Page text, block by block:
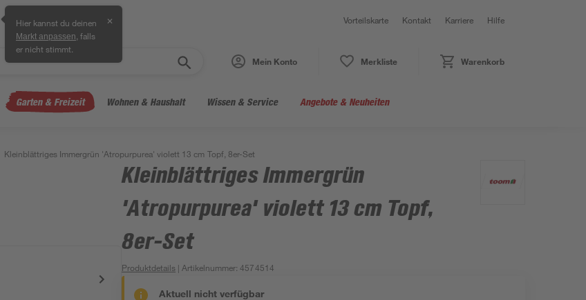
Hier kannst du deinen
Markt anpassen , falls
er nicht stimmt.
✕ Vorteilskarte Kontakt Karriere Hilfe
Mein Konto Merkliste Warenkorb
Garten & Freizeit Wohnen & Haushalt Wissen & Service Angebote & Neuheiten
Kleinblättriges Immergrün 'Atropurpurea' violett 13 cm Topf, 8er-Set
Kleinblättriges Immergrün
'Atropurpurea' violett 13 cm Topf,
8er-Set
Produktdetails | Artikelnummer:4574514
Aktuell nicht verfügbar